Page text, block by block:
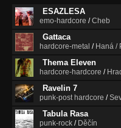
ESAZLESA
emo-hardcore /Cheb
Gattaca
hardcore-metal / Haná /
Thema Eleven
hardcore-hardcore /
Ravelin 7
punk-post hardcore /
Tabula Rasa
punk-rock / Děčín